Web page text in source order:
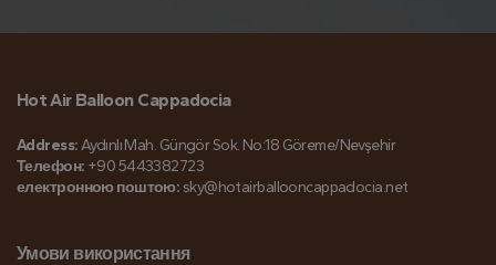
Hot Air Balloon Cappadocia
Address:Aydınlı Mah. Güngör Sok. No:18 Göreme/Nevşehir
Телефон: +90 5443382723
електронною поштою: sky@hotairballooncappadocia.net
Умови використання